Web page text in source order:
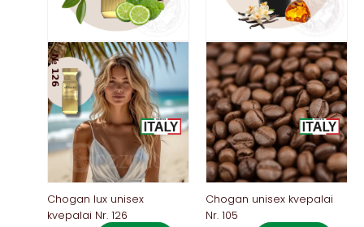
Chogan lux unisex
kvepalai Nr. 126
Chogan unisex kvepalai
Nr. 105